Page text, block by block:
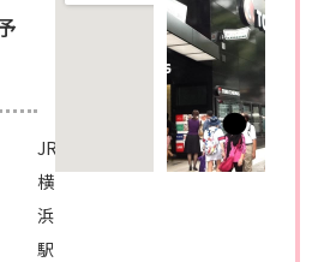
JR
横
浜
駅